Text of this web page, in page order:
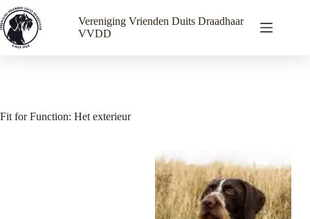
naar
de
inhoud
Vereniging Vrienden Duits Draadhaar
VVDD
Fit for Function: Het exterieur